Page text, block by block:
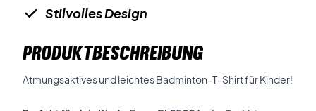
Stilvolles Design
PRODUKTBESCHREIBUNG
Atmungsaktives und leichtes Badminton-T-Shirt für Kinder!